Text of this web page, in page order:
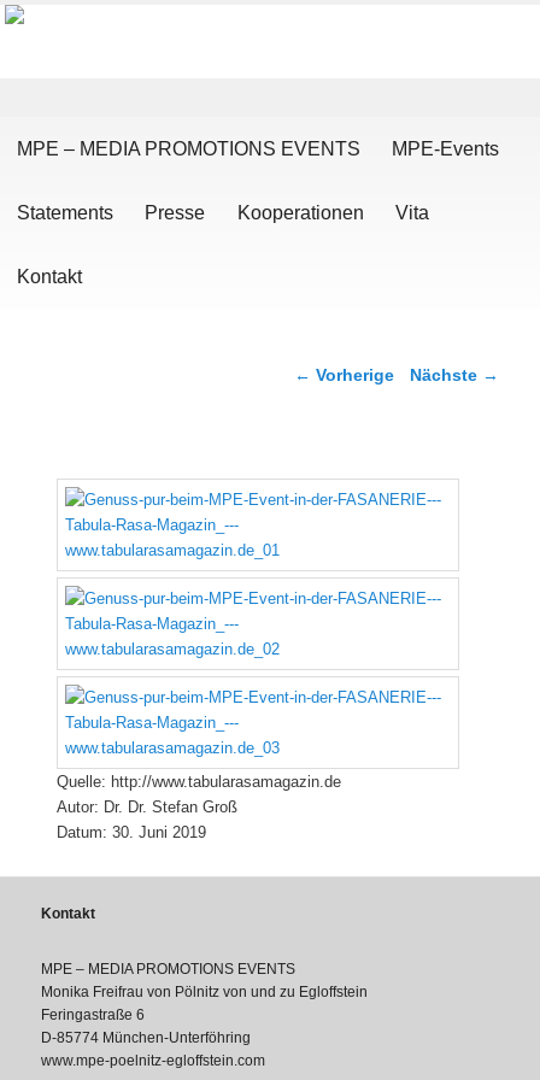
Zum Inhalt wechseln
Zum sekundären Inhalt wechseln
MPE – MEDIA PROMOTIONS EVENTS MPE-Events
Statements Presse Kooperationen Vita
Kontakt
Artikelnavigation
← Vorherige Nächste →
Quelle: http://www.tabularasamagazin.de
Autor: Dr. Dr. Stefan Groß
Datum: 30. Juni 2019
Kontakt
MPE – MEDIA PROMOTIONS EVENTS
Monika Freifrau von Pölnitz von und zu Egloffstein
Feringastraße 6
D-85774 München-Unterföhring
www.mpe-poelnitz-egloffstein.com